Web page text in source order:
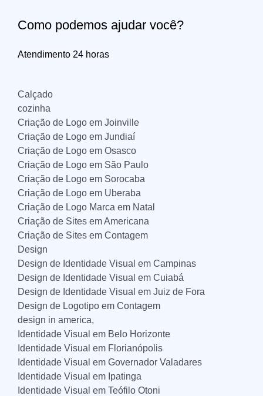
Como podemos ajudar você?
Atendimento 24 horas
Calçado
cozinha
Criação de Logo em Joinville
Criação de Logo em Jundiaí
Criação de Logo em Osasco
Criação de Logo em São Paulo
Criação de Logo em Sorocaba
Criação de Logo em Uberaba
Criação de Logo Marca em Natal
Criação de Sites em Americana
Criação de Sites em Contagem
Design
Design de Identidade Visual em Campinas
Design de Identidade Visual em Cuiabá
Design de Identidade Visual em Juiz de Fora
Design de Logotipo em Contagem
design in america,
Identidade Visual em Belo Horizonte
Identidade Visual em Florianópolis
Identidade Visual em Governador Valadares
Identidade Visual em Ipatinga
Identidade Visual em Teófilo Otoni